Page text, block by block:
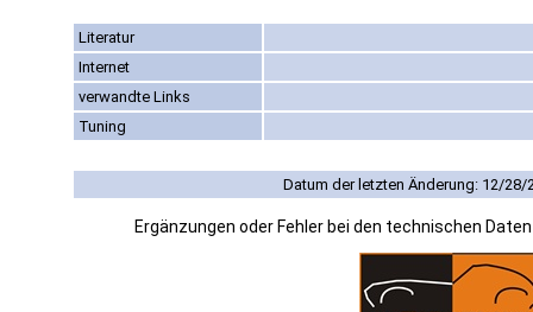
Literatur
Internet
verwandte Links
Tuning
Datum der letzten Änderung: 12/28/
Ergänzungen oder Fehler bei den technischen